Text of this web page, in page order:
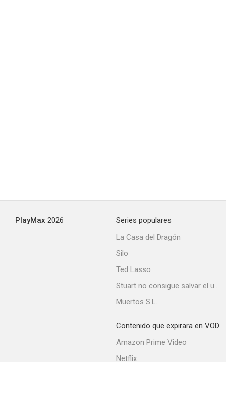
PlayMax 2026
Series populares
La Casa del Dragón
Silo
Ted Lasso
Stuart no consigue salvar el universo
Muertos S.L.
Contenido que expirara en VOD
Amazon Prime Video
Netflix